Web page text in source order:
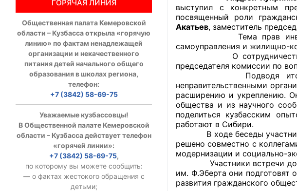
Кодекс этики ОП КО
Положения
Соглашения
Рекомендации
Порядок работы ЦОН
Аппарат ОП КО
УСТАВ ГКУ “АППАРАТ ОП КО”
Доходы руководителя за 2024 г.
выступил с конкретным
посвященный роли
Акатьев, заместитель
Тема прав
самоуправления и жилищно-
О сотрудничестве
председателя комиссии по
Подводя итоги
неправительственными
расширению и укреплению.
общества и из научного
поделиться кузбасским
работают в Сибири.
В ходе беседы участникам
решено совместно с
модернизации и социально-
Участники встречи
им. Ф.Эберта они подготовят
развития гражданского
ГОРЯЧАЯ ЛИНИЯ
Общественная палата Кемеровской
области – Кузбасса открыла «горячую
линию» по фактам ненадлежащей
организации и некачественного
питания детей начального общего
образования в школах региона,
телефон:
+7 (3842) 58-69-75
Уважаемые кузбассовцы!
В Общественной палате Кемеровской
области – Кузбасса действует телефон
«горячей линии»:
+7 (3842) 58-69-75,
по которому вы можете сообщить:
— о фактах жестокого обращения с
детьми;